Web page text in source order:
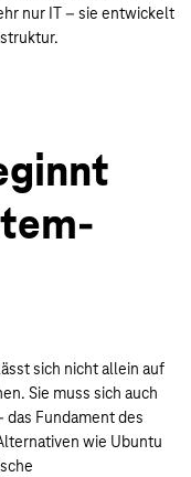
nur IT – sie entwickelt
sich nicht allein auf
Sie muss sich auch
Fundament des
wie Ubuntu